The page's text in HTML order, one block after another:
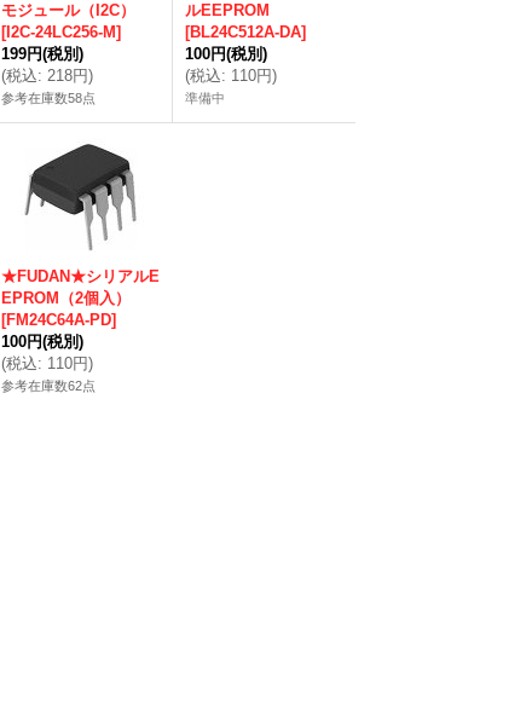
モジュール（I2C）
[I2C-24LC256-M]
199円(税別)
(税込: 218円)
参考在庫数58点
ルEEPROM
[BL24C512A-DA]
100円(税別)
(税込: 110円)
準備中
★FUDAN★シリアルE
EPROM（2個入）
[FM24C64A-PD]
100円(税別)
(税込: 110円)
参考在庫数62点